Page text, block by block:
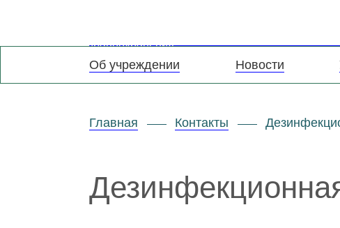
Об учреждении Новости
Главная Контакты